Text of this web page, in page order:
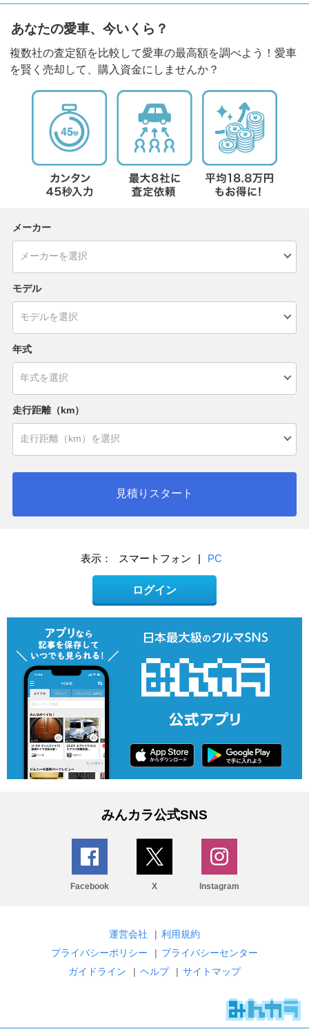
あなたの愛車、今いくら？
複数社の査定額を比較して愛車の最高額を調べよう！愛車
を賢く売却して、購入資金にしませんか？
メーカー
モデル
年式
走行距離（km）
見積りスタート
表示： スマートフォン | PC
ログイン
みんカラ公式SNS
Facebook X Instagram
運営会社 | 利用規約
プライバシーポリシー
| プライバシーセンター
ガイドライン
| ヘルプ | サイトマップ